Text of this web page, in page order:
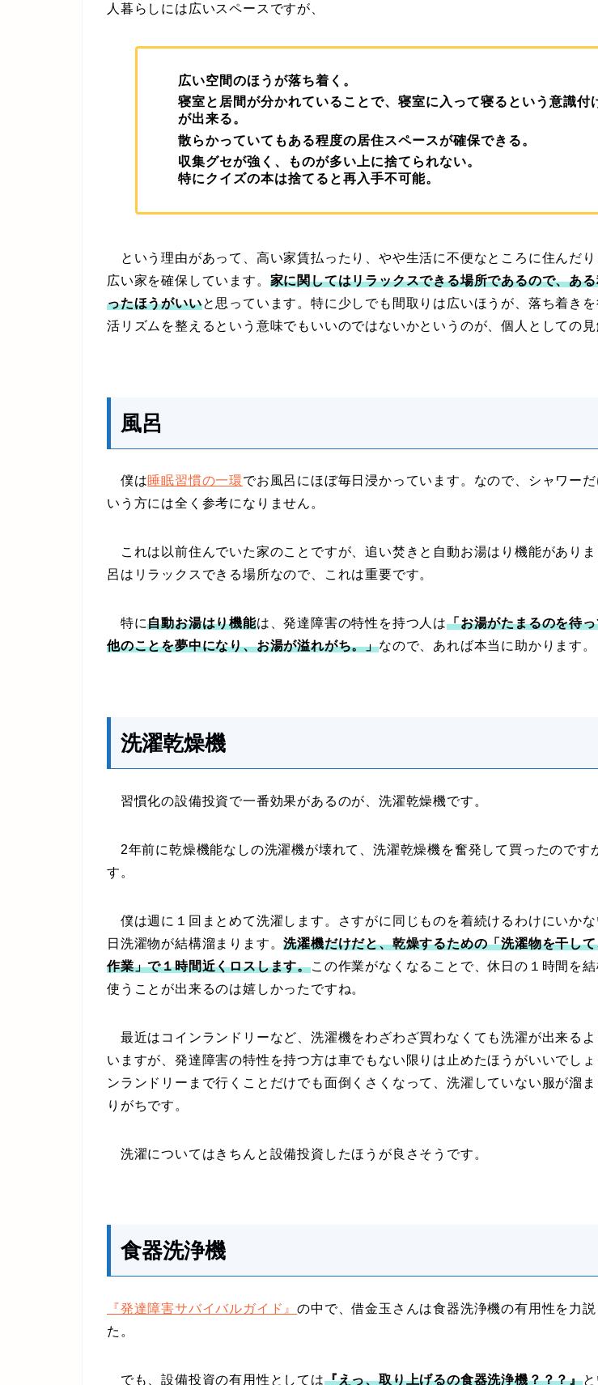
人暮らしには広いスペースですが、
広い空間のほうが落ち着く。
寝室と居間が分かれていることで、寝室に入って寝るという意識付
が出来る。
散らかっていてもある程度の居住スペースが確保できる。
収集グセが強く、ものが多い上に捨てられない。
特にクイズの本は捨てると再入手不可能。
という理由があって、高い家賃払ったり、やや生活に不便なところに住んだり
広い家を確保しています。 家に関してはリラックスできる場所であるので、あ
ったほうがいいと思っています。特に少しでも間取りは広いほうが、落ち着き
活リズムを整えるという意味でもいいのではないかというのが、個人としての見
風呂
僕は睡眠習慣の一環でお風呂にほぼ毎日浸かっています。なので、シャワーだ
いう方には全く参考になりません。
これは以前住んでいた家のことですが、追い焚きと自動お湯はり機能があり
呂はリラックスできる場所なので、これは重要です。
特に自動お湯はり機能は、発達障害の特性を持つ人は「お湯がたまるのを待
他のことを夢中になり、お湯が溢れがち。」なので、あれば本当に助かります。
洗濯乾燥機
習慣化の設備投資で一番効果があるのが、洗濯乾燥機です。
2年前に乾燥機能なしの洗濯機が壊れて、洗濯乾燥機を奮発して買ったのです
す。
僕は週に１回まとめて洗濯します。さすがに同じものを着続けるわけにいか
日洗濯物が結構溜まります。洗濯機だけだと、乾燥するための「洗濯物を干し
作業」で１時間近くロスします。この作業がなくなることで、休日の１時間を
使うことが出来るのは嬉しかったですね。
最近はコインランドリーなど、洗濯機をわざわざ買わなくても洗濯が出来るよ
いますが、発達障害の特性を持つ方は車でもない限りは止めたほうがいいでしょ
ンランドリーまで行くことだけでも面倒くさくなって、洗濯していない服が溜
りがちです。
洗濯についてはきちんと設備投資したほうが良さそうです。
食器洗浄機
『発達障害サバイバルガイド』の中で、借金玉さんは食器洗浄機の有用性を力
た。
でも、設備投資の有用性としては『えっ、取り上げるの食器洗浄機？？？』